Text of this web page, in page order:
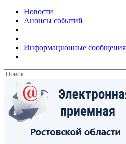
Новости
Анонсы событий
Информационные сообщения